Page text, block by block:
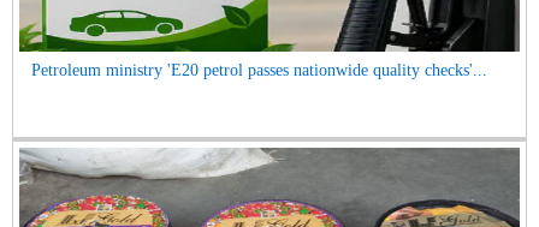
Petroleum ministry 'E20 petrol passes nationwide quality checks'...